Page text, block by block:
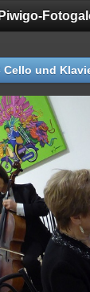
Cello und